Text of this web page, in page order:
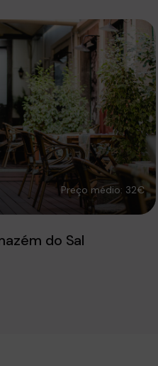
Preço médio: 32€
do Sal